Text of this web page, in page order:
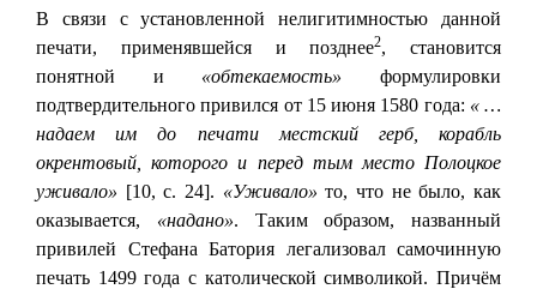
В связи с установленной нелигитимностью данной
печати, применявшейся и позднее2, становится
понятной и «обтекаемость» формулировки
подтвердительного привился от 15 июня 1580 года: « …
надаем им до печати местский герб, корабль
окрентовый, которого и перед тым место Полоцкое
уживало» [10, с. 24]. «Уживало» то, что не было, как
оказывается, «надано». Таким образом, названный
привилей Стефана Батория легализовал самочинную
печать 1499 года с католической символикой. Причём